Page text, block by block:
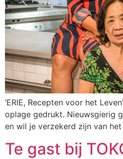
‘ERIE, Recepten voor het
oplage gedrukt. Nieuwsgierig
en wil je verzekerd zijn van
Te gast bij